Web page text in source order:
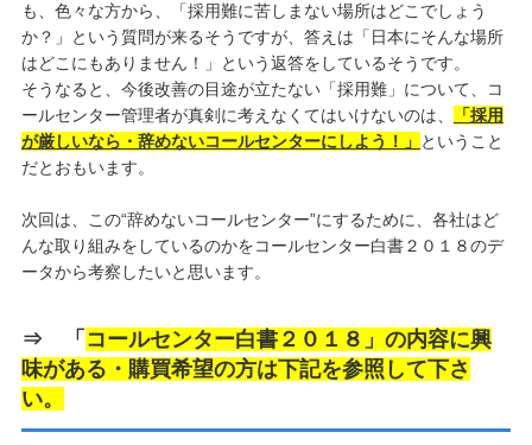
も、色々な方から、「採用難に苦しまない場所はどこでしょう
か？」という質問が来るそうですが、答えは「日本にそんな場所
はどこにもありません！」という返答をしているそうです。
そうなると、今後改善の目途が立たない「採用難」について、コ
ールセンター管理者が真剣に考えなくてはいけないのは、
「採用
が厳しいなら・辞めないコールセンターにしよう！」 ということ
だとおもいます。
次回は、この“辞めないコールセンター”にするために、各社はど
んな取り組みをしているのかをコールセンター白書２０１８のデ
ータから考察したいと思います。
⇒ 「 コールセンター白書２０１８」 の内容に興
味がある・購買希望の方は下記を参照して下さ
い。